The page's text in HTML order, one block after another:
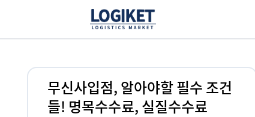
무신사입점, 알아야할 필수 조건
들! 명목수수료, 실질수수료